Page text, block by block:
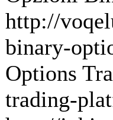
http://
binary-
Options
trading-